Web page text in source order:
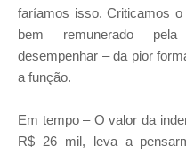
faríamos isso. Criticamos
bem remunerado
desempenhar – da pior
a função.
Em tempo – O valor da
R$ 26 mil, leva a